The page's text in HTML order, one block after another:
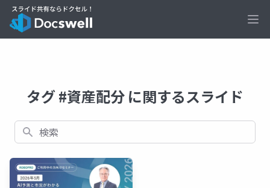
タグ #資産配分 に関するスライド
検索